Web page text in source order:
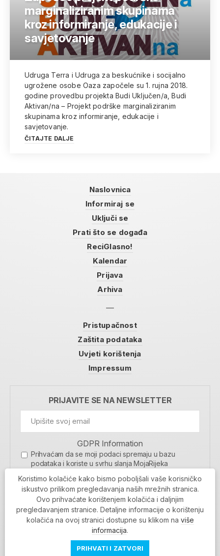
marginaliziranim skupinama
kroz informiranje, edukacije i
savjetovanje
Udruga Terra i Udruga za beskućnike i socijalno
ugrožene osobe Oaza započele su 1. rujna 2018.
godine provedbu projekta Budi Uključen/a, Budi
Aktivan/na – Projekt podrške marginaliziranim
skupinama kroz informiranje, edukacije i
savjetovanje.
ČITAJTE DALJE
Naslovnica
Informiraj se
Uključi se
Prati što se događa
ReciGlasno!
Kalendar
Prijava
Arhiva
Pristupačnost
Zaštita podataka
Uvjeti korištenja
Impressum
PRIJAVITE SE NA NEWSLETTER
GDPR Information
Prihvaćam da se moji podaci spremaju u bazu
podataka i koriste u svrhu slanja MojaRijeka
MOJARIJEKA NEWSLETTER
PRIJAVI SE
Povratak na vrh
Koristimo kolačiće kako bismo poboljšali vaše korisničko
iskustvo prilikom pregledavanja naših mrežnih stranica.
Ovo prihvaćate korištenjem kolačića i daljnjim
pregledavanjem stranice. Detaljne informacije o korištenju
kolačića na ovoj stranici dostupne su klikom na više
informacija.
PRIHVATI I ZATVORI